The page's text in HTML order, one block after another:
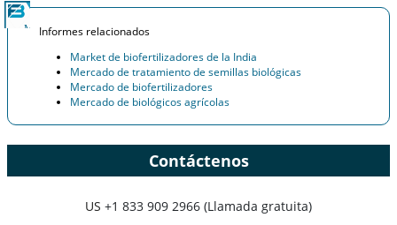
Informes relacionados
Market de biofertilizadores de la India
Mercado de tratamiento de semillas biológicas
Mercado de biofertilizadores
Mercado de biológicos agrícolas
Contáctenos
US +1 833 909 2966 (Llamada gratuita)